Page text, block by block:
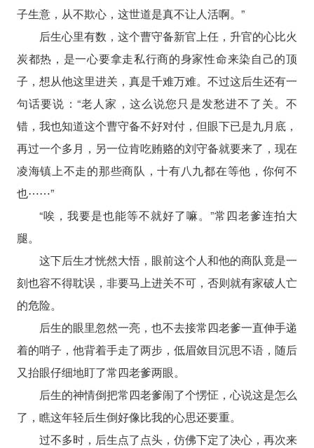
子生意，从不欺心，这世道是真不让人活啊。”
后生心里有数，这个曹守备新官上任，升官的心比火
炭都热，是一心要拿走私行商的身家性命来染自己的顶
子，想从他这里进关，真是千难万难。不过这后生还有一
句话要说：“老人家，这么说您只是发愁进不了关。不
错，我也知道这个曹守备不好对付，但眼下已是九月底，
再过一个多月，另一位肯吃贿赂的刘守备就要来了，现在
凌海镇上不走的那些商队，十有八九都在等他，你何不
也⋯⋯”
“唉，我要是也能等不就好了嘛。”常四老爹连拍大
腿。
这下后生才恍然大悟，眼前这个人和他的商队竟是一
刻也容不得耽误，非要马上进关不可，否则就有家破人亡
的危险。
后生的眼里忽然一亮，也不去接常四老爹一直伸手递
着的哨子，他背着手走了两步，低眉敛目沉思不语，随后
又抬眼仔细地盯了常四老爹两眼。
后生的神情倒把常四老爹闹了个愣怔，心说这是怎么
了，瞧这年轻后生倒好像比我的心思还要重。
过不多时，后生点了点头，仿佛下定了决心，再次来